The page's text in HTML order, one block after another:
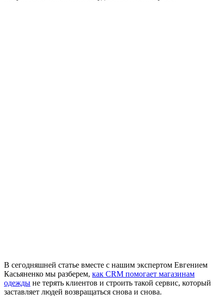
В сегодняшней статье вместе с нашим экспертом Евгением
Касьяненко мы разберем, как CRM помогает магазинам
одежды не терять клиентов и строить такой сервис, который
заставляет людей возвращаться снова и снова.